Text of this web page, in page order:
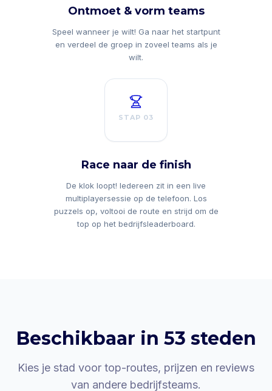
Ontmoet & vorm teams
Speel wanneer je wilt! Ga naar het startpunt
en verdeel de groep in zoveel teams als je
wilt.
STAP 03
Race naar de finish
De klok loopt! Iedereen zit in een live
multiplayersessie op de telefoon. Los
puzzels op, voltooi de route en strijd om de
top op het bedrijfsleaderboard.
Beschikbaar in 53 steden
Kies je stad voor top-routes, prijzen en reviews
van andere bedrijfsteams.